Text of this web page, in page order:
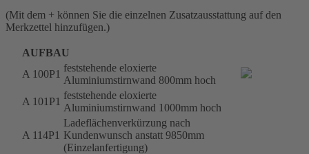
(Mit dem + können Sie die einzelnen Zusatzausstattung auf den
Merkzettel hinzufügen.)
AUFBAU
A 100P1
feststehende eloxierte
Aluminiumstirnwand 800mm hoch
A 101P1
feststehende eloxierte
Aluminiumstirnwand 1000mm hoch
A 114P1
Ladeflächenverkürzung nach
Kundenwunsch anstatt 9850mm
(Einzelanfertigung)